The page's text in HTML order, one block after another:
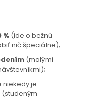
%(ide o bežnú
nič špeciálne);
(malými
niekedy je